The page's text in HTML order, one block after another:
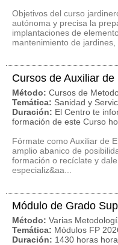
Objetivos del curso
autónoma y precisa la
implantaciones de
mantenimiento de jardines,
Cursos de Auxiliar
Método: Cursos de
Temática: Sanidad y
Duración: El Centro te
formación de este Curso
Fórmate como Auxiliar de
amplio abanico de
formación o recíclate y
especializ&aa...
Módulo de Grado
Método: Varias
Temática: Módulos FP
Duración: 1430 horas